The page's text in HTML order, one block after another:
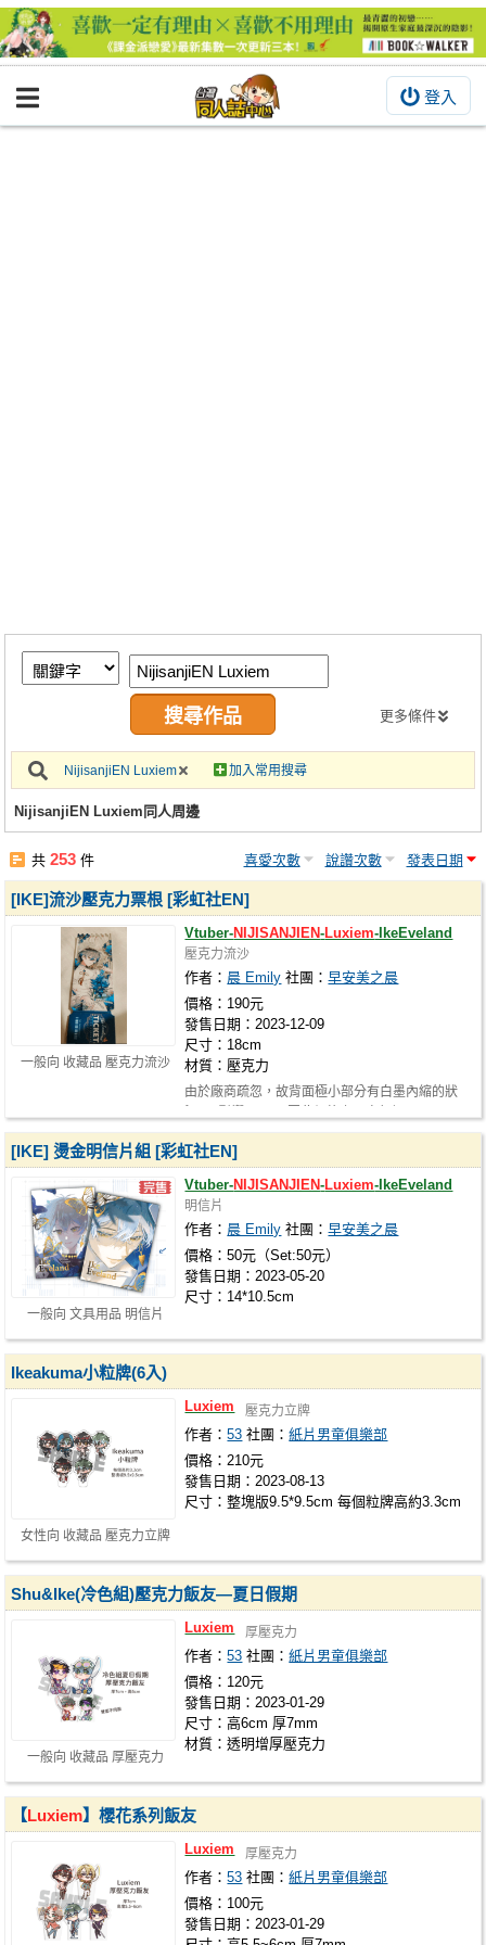
登入
BOOKY書集倉庫
繪圖藝廊
交流中心
攤位轉讓區
會員功能選單
註冊會員
更多條件
NijisanjiEN Luxiem 加入常用搜尋
NijisanjiEN Luxiem同人周邊
共253 件 喜愛次數 說讚次數 發表日期
一般向 收藏品 壓克力流沙
[IKE]流沙壓克力票根 [彩虹社EN]
Vtuber-NIJISANJIEN-Luxiem-IkeEveland
壓克力流沙
作者： 晨 Emily 社團：早安美之晨
價格：190元
發售日期：2023-12-09
尺寸：18cm
材質：壓克力
由於廠商疏忽，故背面極小部分有白墨內縮的狀
一般向 文具用品 明信片
[IKE] 燙金明信片組 [彩虹社EN]
Vtuber-NIJISANJIEN-Luxiem-IkeEveland
明信片
作者： 晨 Emily 社團：早安美之晨
價格：50元（Set:50元）
發售日期：2023-05-20
尺寸：14*10.5cm
女性向 收藏品 壓克力立牌
Ikeakuma小粒牌(6入)
Luxiem 壓克力立牌
作者：53 社團：紙片男童俱樂部
價格：210元
發售日期：2023-08-13
尺寸：整塊版9.5*9.5cm 每個粒牌高約3.3cm
一般向 收藏品 厚壓克力
Shu&Ike(冷色組)壓克力飯友—夏日假期
Luxiem 厚壓克力
作者：53 社團：紙片男童俱樂部
價格：120元
發售日期：2023-01-29
尺寸：高6cm 厚7mm
材質：透明增厚壓克力
【Luxiem】櫻花系列飯友
Luxiem 厚壓克力
作者：53 社團：紙片男童俱樂部
價格：100元
發售日期：2023-01-29